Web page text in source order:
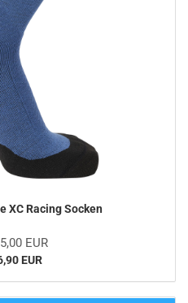
XC Racing Socken
EUR
EUR